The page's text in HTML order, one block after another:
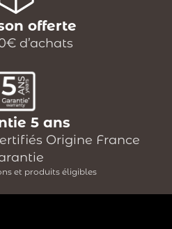
offerte
d’achats
5 ans
Origine France
et produits éligibles